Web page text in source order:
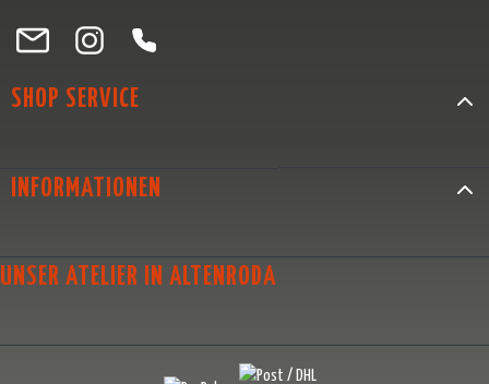
Besuche uns auf Facebook – öffnet in neuem Tab (externer Link)
Schau auf Instagram vorbei – öffnet in neuem Tab (externer Link)
Lass dich auf Pinterest inspirieren – öffnet in neuem Tab
Folge uns auf X – öffnet in neuem Tab (externer Link)
SHOP SERVICE
INFORMATIONEN
UNSER ATELIER IN ALTENRODA